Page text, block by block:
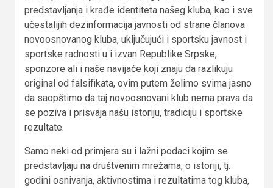
predstavljanja i krađe identiteta našeg kluba, kao i sve
učestalijih dezinformacija javnosti od strane članova
novoosnovanog kluba, uključujući i sportsku javnost i
sportske radnosti u i izvan Republike Srpske,
sponzore ali i naše navijače koji znaju da razlikuju
original od falsifikata, ovim putem želimo svima jasno
da saopštimo da taj novoosnovani klub nema prava da
se poziva i prisvaja našu istoriju, tradiciju i sportske
rezultate.
Samo neki od primjera su i lažni podaci kojim se
predstavljaju na društvenim mrežama, o istoriji, tj.
godini osnivanja, aktivnostima i rezultatima tog kluba,